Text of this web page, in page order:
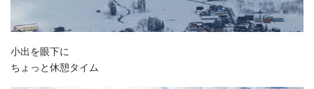
小出を眼下に
ちょっと休憩タイム